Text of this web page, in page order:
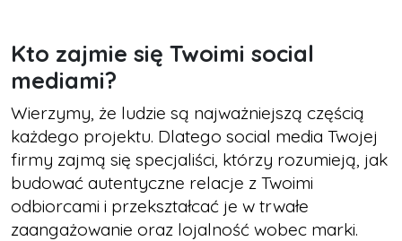
Kto zajmie się Twoimi social
mediami?
Wierzymy, że ludzie są najważniejszą częścią
każdego projektu. Dlatego social media Twojej
firmy zajmą się specjaliści, którzy rozumieją, jak
budować autentyczne relacje z Twoimi
odbiorcami i przekształcać je w trwałe
zaangażowanie oraz lojalność wobec marki.